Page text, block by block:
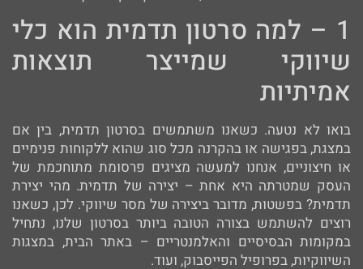
1 – למה סרטון תדמית הוא כלי
שיווקי שמייצר תוצאות
אמיתיות
בואו לא נטעה. כשאנו משתמשים בסרטון תדמית, בין אם
במצגת, בפגישה או בהקרנה מכל סוג שהוא ללקוחות פנימיים
או חיצוניים, אנחנו למעשה מציגים פרסומת מתוחכמת של
העסק שמטרתה היא אחת – יצירה של תדמית. מהי יצירת
תדמית? בפשטות, מדובר ביצירה של מסר שיווקי. לכן, כשאנו
רוצים להשתמש בצורה הטובה ביותר בסרטון שלנו, נתחיל
במקומות הבסיסיים והאלמנטריים – באתר הבית, במצגות
השיווקיות, בפרופיל הפייסבוק, ועוד.